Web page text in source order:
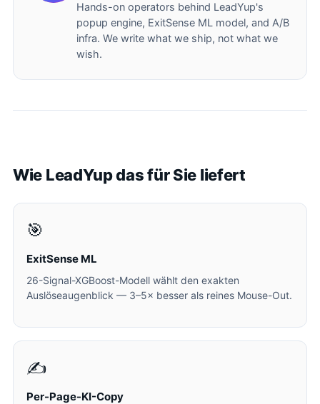
Hands-on operators behind LeadYup's
popup engine, ExitSense ML model, and A/B
infra. We write what we ship, not what we
wish.
Wie LeadYup das für Sie liefert
🎯
ExitSense ML
26-Signal-XGBoost-Modell wählt den exakten
Auslöseaugenblick — 3–5× besser als reines Mouse-Out.
✍️
Per-Page-KI-Copy